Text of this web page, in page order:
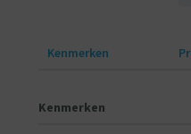
Kenmerken
Kenmerken